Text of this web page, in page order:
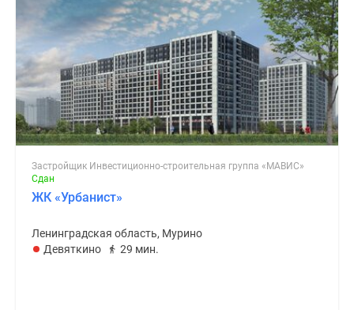
Застройщик Инвестиционно-строительная группа «МАВИС»
Сдан
ЖК «Урбанист»
Ленинградская область, Мурино
Девяткино
29 мин.